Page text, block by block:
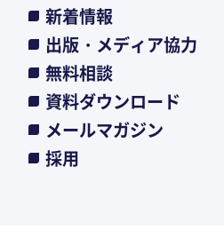
新着情報
出版・メディア協力
無料相談
資料ダウンロード
メールマガジン
採用